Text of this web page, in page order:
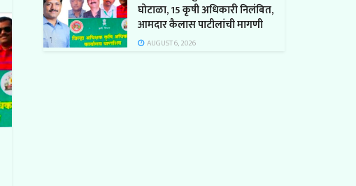
घोटाळा, 15 कृषी अधिकारी निलंबित,
आमदार कैलास पाटीलांची मागणी
AUGUST 6, 2026